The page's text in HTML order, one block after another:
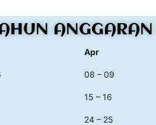
Apr
08 – 09
15 – 16
24 – 25